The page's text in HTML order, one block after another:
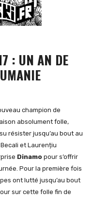
: UN AN DE
champion de
absolument folle,
résister jusqu’au bout au
et Laurențiu
Dinamo pour s’offrir
Pour la première fois
ont lutté jusqu’au bout
sur cette folle fin de